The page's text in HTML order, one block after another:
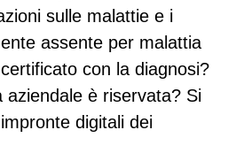
sulle malattie e i
assente per malattia
con la diagnosi?
aziendale è riservata? Si
digitali dei